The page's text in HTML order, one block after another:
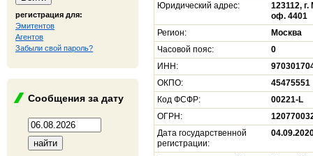
регистрация для:
Эмитентов
Агентов
Забыли свой пароль?
Сообщения за дату
Юридический адрес:
123112,
оф. 4401
Регион:
Москва
Часовой пояс:
0
ИНН:
ОКПО:
45475551
Код ФСФР:
00221-L
ОГРН:
Дата государственной
регистрации: